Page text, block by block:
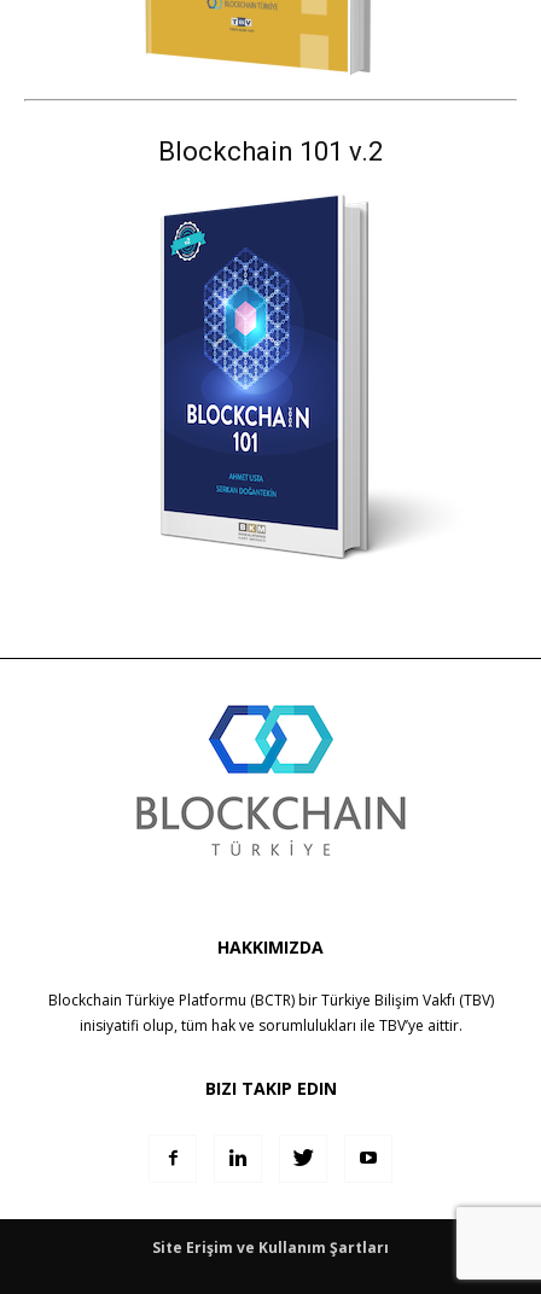
Blockchain 101 v.2
HAKKIMIZDA
Blockchain Türkiye Platformu (BCTR) birTürkiye Bilişim Vakfı (TBV)
inisiyatifi olup, tüm hak ve sorumlulukları ile TBV’ye aittir.
BIZI TAKIP EDIN
Site Erişim ve Kullanım Şartları